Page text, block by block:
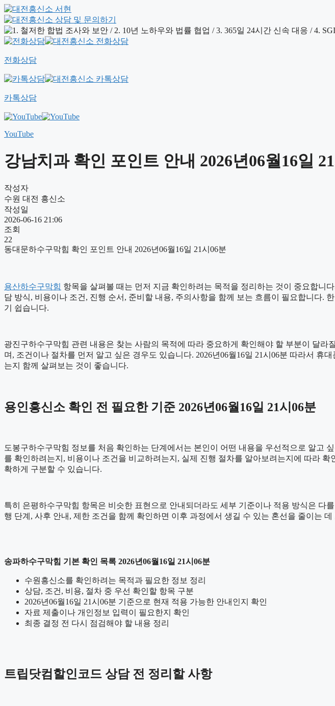
전화상담
카톡상담
YouTube
강남치과 확인 포인트 안내 2026년06월16일
작성자
수원 대전 흥신소
작성일
2026-06-16 21:06
조회
22
동대문하수구막힘 확인 포인트 안내 2026년06월16일 21시06분
용산하수구막힘 항목을 살펴볼 때는 먼저 지금 확인하려는 목적을 정리하는 것이 중요합니
담 방식, 비용이나 조건, 진행 순서, 준비할 내용, 주의사항을 함께 보는 흐름이 필요합니다.
기 쉽습니다.
광진구하수구막힘 관련 내용은 찾는 사람의 목적에 따라 중요하게 확인해야 할 부분이 달
며, 조건이나 절차를 먼저 알고 싶은 경우도 있습니다. 2026년06월16일 21시06분 따라서
는지 함께 살펴보는 것이 좋습니다.
용인흥신소 확인 전 필요한 기준 2026년06월16일 21시06분
도봉구하수구막힘 정보를 처음 확인하는 단계에서는 본인이 어떤 내용을 우선적으로 알고
를 확인하려는지, 비용이나 조건을 비교하려는지, 실제 진행 절차를 알아보려는지에 따라
확하게 구분할 수 있습니다.
특히 은평하수구막힘 항목은 비슷한 표현으로 안내되더라도 세부 기준이나 적용 방식은 다
행 단계, 사후 안내, 제한 조건을 함께 확인하면 이후 과정에서 생길 수 있는 혼선을 줄이는 데
송파하수구막힘 기본 확인 목록 2026년06월16일 21시06분
수원흥신소를 확인하려는 목적과 필요한 정보 정리
상담, 조건, 비용, 절차 중 우선 확인할 항목 구분
2026년06월16일 21시06분 기준으로 현재 적용 가능한 안내인지 확인
자료 제출이나 개인정보 입력이 필요한지 확인
최종 결정 전 다시 점검해야 할 내용 정리
트립닷컴할인코드 상담 전 정리할 사항